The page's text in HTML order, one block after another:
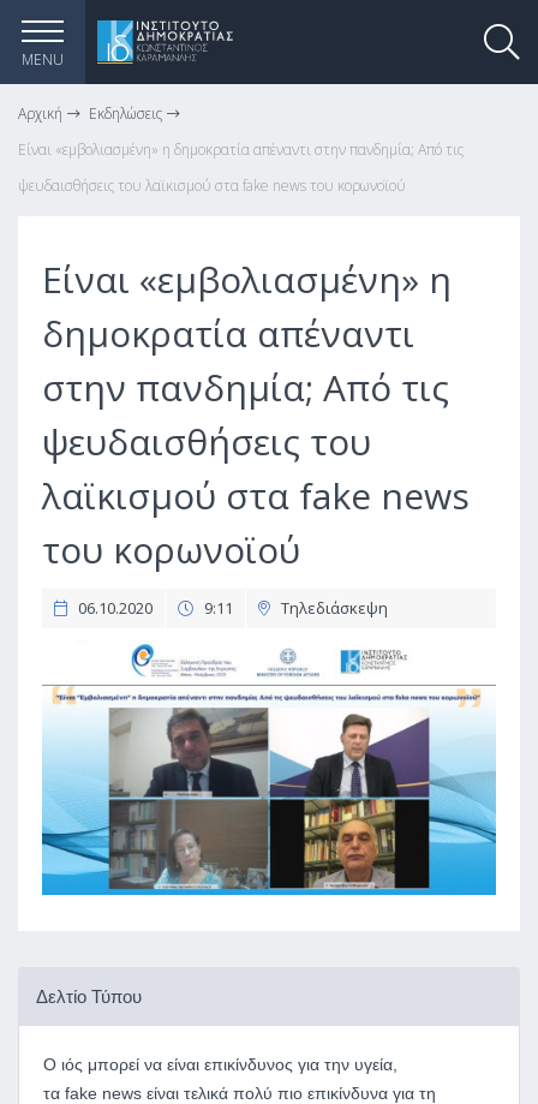
MENU
Αρχική
Εκδηλώσεις
Είναι «εμβολιασμένη» η δημοκρατία απέναντι στην πανδημία; Από τις
ψευδαισθήσεις του λαϊκισμού στα fake news του κορωνοϊού
Είναι «εμβολιασμένη» η
δημοκρατία απέναντι
στην πανδημία; Από τις
ψευδαισθήσεις του
λαϊκισμού στα fake news
του κορωνοϊού
06.10.2020 9:11 Τηλεδιάσκεψη
Δελτίο Τύπου
Ο ιός μπορεί να είναι επικίνδυνος για την υγεία,
τα fake news είναι τελικά πολύ πιο επικίνδυνα για τη